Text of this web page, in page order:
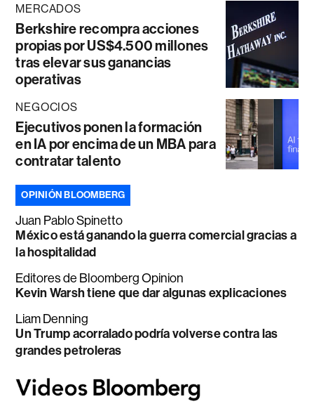
MERCADOS
Berkshire recompra acciones
propias por US$4.500 millones
tras elevar sus ganancias
operativas
NEGOCIOS
Ejecutivos ponen la formación
en IA por encima de un MBA para
contratar talento
OPINIÓN BLOOMBERG
Juan Pablo Spinetto
México está ganando la guerra comercial gracias a
la hospitalidad
Editores de Bloomberg Opinion
Kevin Warsh tiene que dar algunas explicaciones
Liam Denning
Un Trump acorralado podría volverse contra las
grandes petroleras